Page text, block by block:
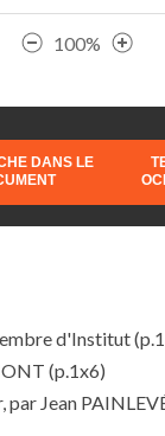
100%
DANS LE
d'Institut
(p.1x6)
par Jean